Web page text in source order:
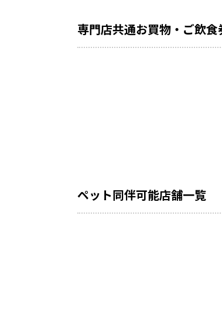
専門店共通お買物・ご飲
ペット同伴可能店舗一覧